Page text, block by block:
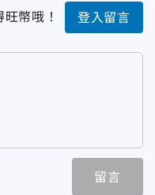
幣哦！ 登入留言
留言